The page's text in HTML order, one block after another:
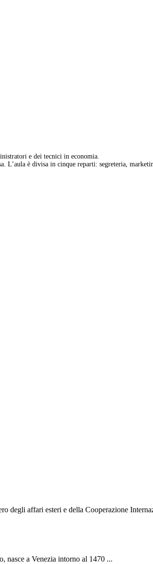
e dei tecnici in economia.
L’aula è divisa in cinque reparti: segreteria,
degli affari esteri e della Cooperazione
nasce a Venezia intorno al 1470 ...